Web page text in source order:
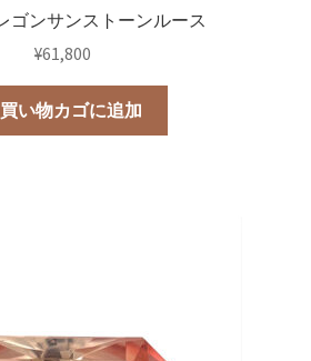
ゴンサンストーンルース
¥61,800
い物カゴに追加